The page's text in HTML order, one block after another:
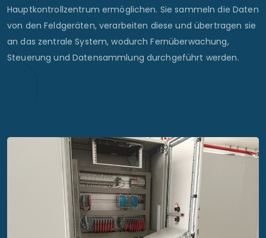
Hauptkontrollzentrum ermöglichen. Sie sammeln die Daten
von den Feldgeräten, verarbeiten diese und übertragen sie
an das zentrale System, wodurch Fernüberwachung,
Steuerung und Datensammlung durchgeführt werden.